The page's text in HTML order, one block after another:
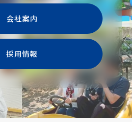
会社案内
採用情報